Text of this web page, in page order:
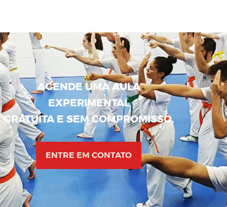
AGENDE UMA AULA
EXPERIMENTAL
GRATUITA E SEM COMPROMISSO.
ENTRE EM CONTATO